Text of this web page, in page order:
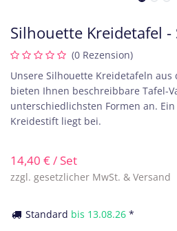
Silhouette Kreidetafel
(0 Rezension)
Unsere Silhouette Kreidetafeln aus
bieten Ihnen beschreibbare Tafel-
unterschiedlichsten Formen an.
Kreidestift liegt bei.
14,40 €/ Set
zzgl. gesetzlicher MwSt. & Versand
Standard bis 13.08.26 *